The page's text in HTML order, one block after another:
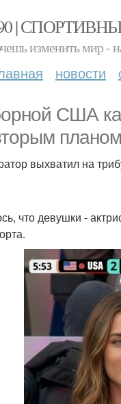
90 |
изменить мир -
новости
США
выхватил на
что девушки -